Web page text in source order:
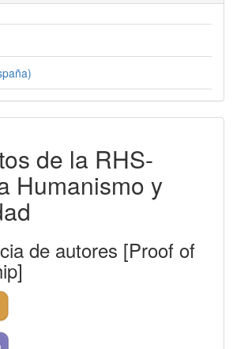
de la RHS-
Humanismo y
de autores [Proof of